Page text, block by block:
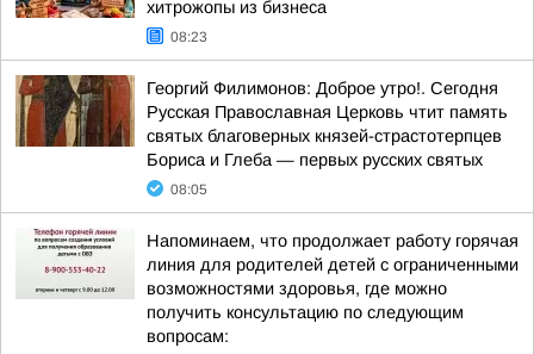
хитрожопы из бизнеса
08:23
Георгий Филимонов: Доброе утро!. Сегодня
Русская Православная Церковь чтит память
святых благоверных князей-страстотерпцев
Бориса и Глеба — первых русских святых
08:05
Напоминаем, что продолжает работу горячая
линия для родителей детей с ограниченными
возможностями здоровья, где можно
получить консультацию по следующим
вопросам: